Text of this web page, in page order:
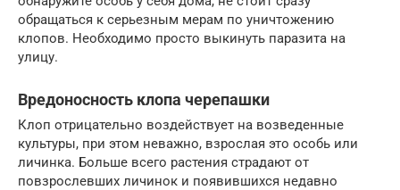
обращаться к серьезным мерам по уничтожению
клопов. Необходимо просто выкинуть паразита на
улицу.
Вредоносность клопа черепашки
Клоп отрицательно воздействует на возведенные
культуры, при этом неважно, взрослая это особь или
личинка. Больше всего растения страдают от
повзрослевших личинок и появившихся недавно